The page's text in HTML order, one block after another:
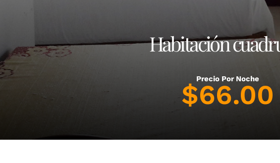
Habitación
Precio Por Noche
$66.00